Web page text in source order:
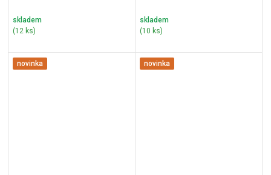
skladem
(12 ks)
skladem
(10 ks)
novinka novinka